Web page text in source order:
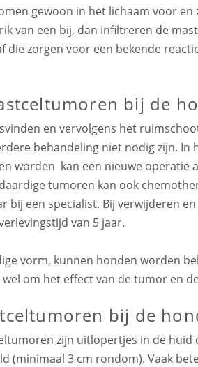
gewoon in het lichaam voor en
van een bij, dan infiltreren de
die zorgen voor een bekende
bij de
en vervolgens het
behandeling niet nodig zijn. In
worden kan een nieuwe operatie
tumoren kan ook
bij een specialist. Bij verwijderen
van 5 jaar.
vorm, kunnen honden worden
om het effect van de tumor en
bij de
zijn uitlopertjes in de huid
(minimaal 3 cm rondom). Vaak